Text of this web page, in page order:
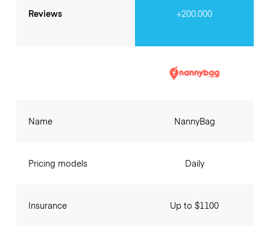
Reviews +200.000
Name
Pricing models
Insurance
NannyBag
Daily
Up to $1100